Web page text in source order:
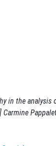
in the analysis